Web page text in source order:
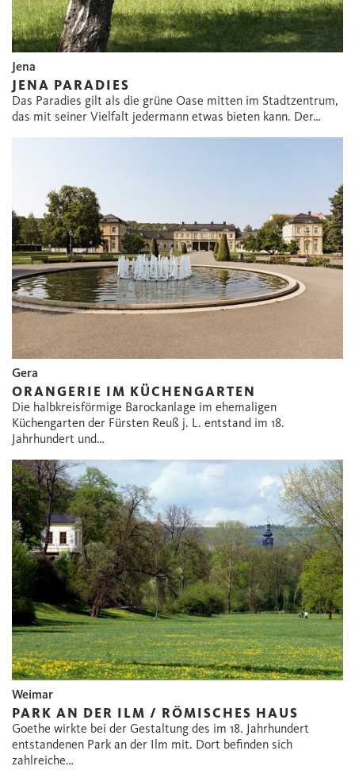
Jena
JENA PARADIES
Das Paradies gilt als die grüne Oase mitten im Stadtzentrum,
das mit seiner Vielfalt jedermann etwas bieten kann. Der…
Gera
ORANGERIE IM KÜCHENGARTEN
Die halbkreisförmige Barockanlage im ehemaligen
Küchengarten der Fürsten Reuß j. L. entstand im 18.
Jahrhundert und…
Weimar
PARK AN DER ILM / RÖMISCHES HAUS
Goethe wirkte bei der Gestaltung des im 18. Jahrhundert
entstandenen Park an der Ilm mit. Dort befinden sich
zahlreiche…